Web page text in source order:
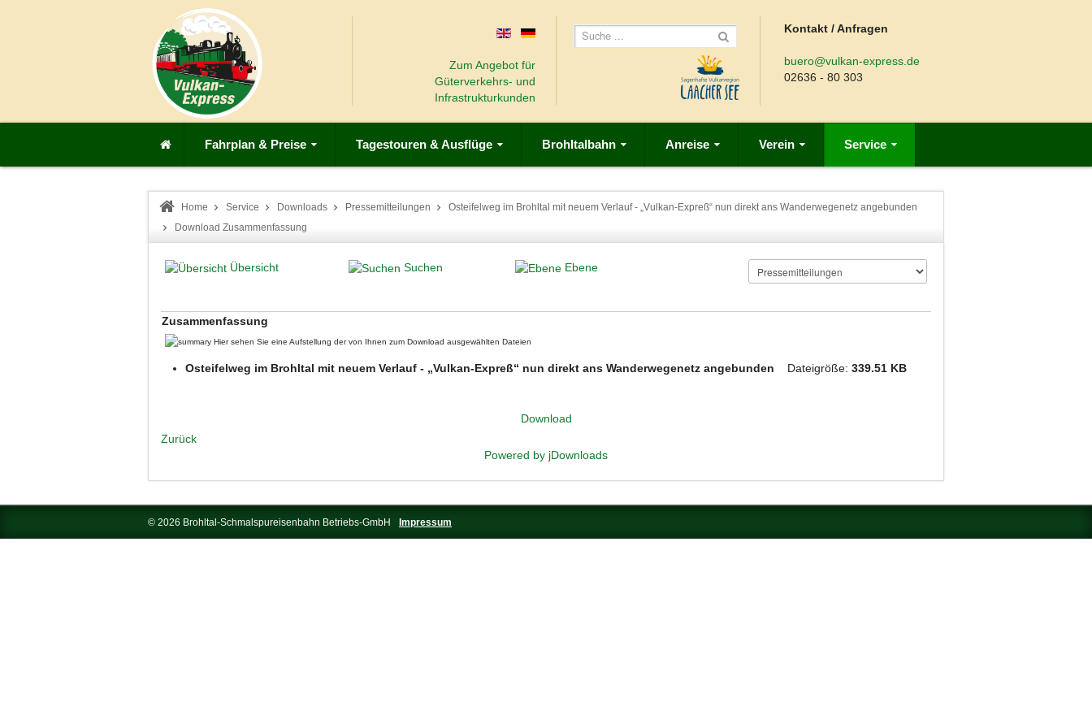
Zum Angebot für
Güterverkehrs- und
Infrastrukturkunden
Kontakt / Anfragen
buero@vulkan-express.de
02636 - 80 303
Fahrplan & Preise Tagestouren & Ausflüge Brohltalbahn Anreise Verein Service
Home Service Downloads Pressemitteilungen
Osteifelweg im Brohltal mit neuem Verlauf - „Vulkan-Expreß“ nun direkt ans Wanderwegenetz angebunden
Download Zusammenfassung
Übersicht Suchen Ebene
Zusammenfassung
Hier sehen Sie eine Aufstellung der von Ihnen zum Download ausgewählten Dateien
Osteifelweg im Brohltal mit neuem Verlauf - „Vulkan-Expreß“ nun direkt ans Wanderwegenetz angebunden Dateigröße: 339.51 KB
Download
Zurück
Powered by jDownloads
© 2026 Brohltal-Schmalspureisenbahn Betriebs-GmbH Impressum